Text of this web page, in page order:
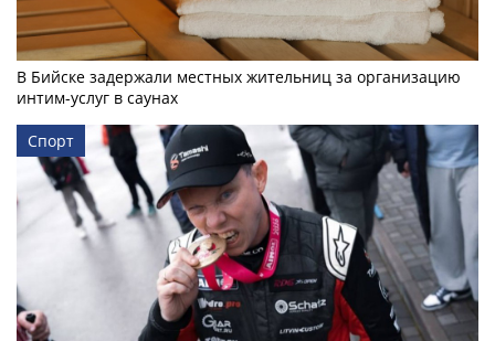
В Бийске задержали местных жительниц за организацию
интим-услуг в саунах
Спорт